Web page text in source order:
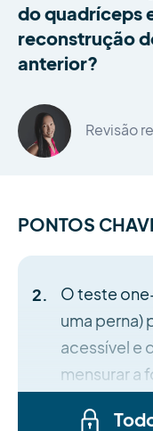
do quadríceps
reconstrução
anterior?
Revisão
PONTOS
O teste
uma perna)
acessível e
mensurar a